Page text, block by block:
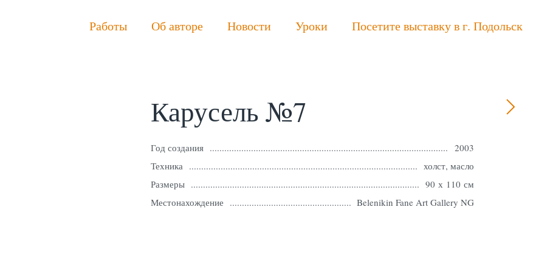
Работы Об авторе Новости Уроки Посетите выставку в г. Подольск
Карусель №7
Год создания
2003
Техника
холст, масло
Размеры
90 х 110 см
Местонахождение
Belenikin Fane Art Gallery NG